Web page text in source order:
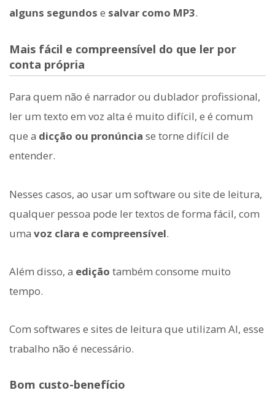
alguns segundos e salvar como MP3.
Mais fácil e compreensível do que ler por
conta própria
Para quem não é narrador ou dublador profissional,
ler um texto em voz alta é muito difícil, e é comum
que a dicção ou pronúncia se torne difícil de
entender.
Nesses casos, ao usar um software ou site de leitura,
qualquer pessoa pode ler textos de forma fácil, com
uma voz clara e compreensível.
Além disso, a edição também consome muito
tempo.
Com softwares e sites de leitura que utilizam AI, esse
trabalho não é necessário.
Bom custo-benefício